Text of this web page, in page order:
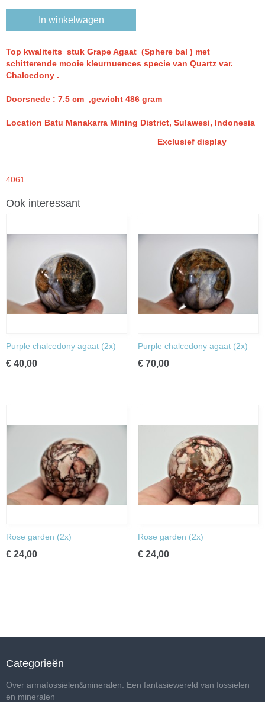
In winkelwagen
Top kwaliteits stuk Grape Agaat (Sphere bal ) met
schitterende mooie kleurnuences specie van Quartz var.
Chalcedony .
Doorsnede : 7.5 cm ,gewicht 486 gram
Location Batu Manakarra Mining District, Sulawesi, Indonesia
Exclusief display
4061
Ook interessant
Purple chalcedony agaat (2x)
€ 40,00
Purple chalcedony agaat (2x)
€ 70,00
Rose garden (2x)
€ 24,00
Rose garden (2x)
€ 24,00
Categorieën
Over armafossielen&mineralen: Een fantasiewereld van fossielen
en mineralen